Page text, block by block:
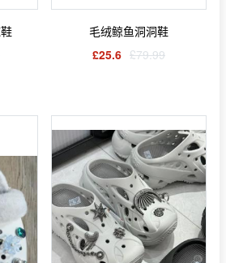
毛绒鲸鱼洞洞鞋
£25.6 £79.99